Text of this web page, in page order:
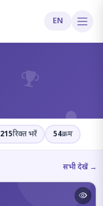
EN
215रिक्त भरें 54क्रम
सभी देखें →